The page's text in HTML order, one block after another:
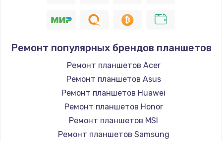
Заказать
Замена шим-контроллера
3900 руб.
Заказать
1200 руб.
Заказать
Ремонт популярных брендов планшетов
Ремонт планшетов Acer
Ремонт планшетов Asus
Ремонт планшетов Huawei
Ремонт планшетов Honor
Ремонт планшетов MSI
Ремонт планшетов Samsung